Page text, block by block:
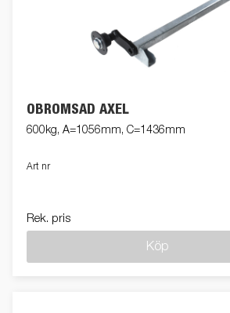
OBROMSAD AXEL
600kg, A=1056mm, C=1436mm
Art nr
Rek. pris
Köp